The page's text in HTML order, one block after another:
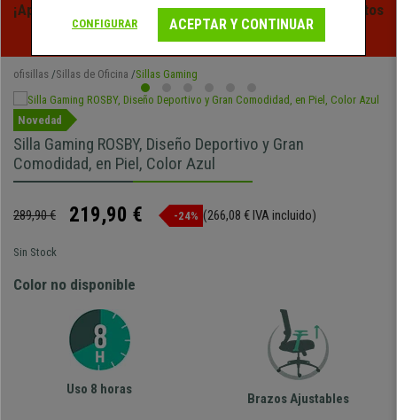
¡Aprovecha las Rebajas de Verano en Ofisillas! Descuentos
Exclusivos por Tiempo Limitado - Ver Promo
ofisillas Sillas de Oficina Sillas Gaming
Novedad
Silla Gaming ROSBY, Diseño Deportivo y Gran
Comodidad, en Piel, Color Azul
289,90 € 219,90 € -24% (266,08 € IVA incluido)
Sin Stock
Color no disponible
Uso 8 horas
Brazos Ajustables
CONFIGURAR ACEPTAR Y CONTINUAR